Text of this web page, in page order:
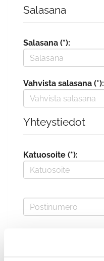
Salasana
Salasana (*):
Vahvista salasana (*):
Yhteystiedot
Katuosoite (*):